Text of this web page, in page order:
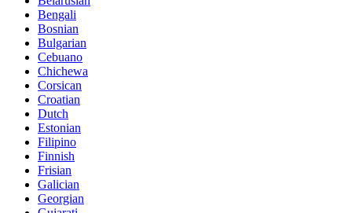
Bengali
Bosnian
Bulgarian
Cebuano
Chichewa
Corsican
Croatian
Dutch
Estonian
Filipino
Finnish
Frisian
Galician
Georgian